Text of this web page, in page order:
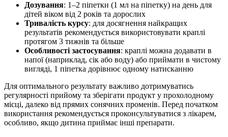
Дозування: 1–2 піпетки (1 мл на піпетку) на день для
дітей віком від 2 років та дорослих
Тривалість курсу: для досягнення найкращих
результатів рекомендується використовувати краплі
протягом 3 тижнів та більше
Особливості застосування: краплі можна додавати в
напої (наприклад, сік або воду) або приймати в чистому
вигляді, 1 піпетка дорівнює одному натисканню
Для оптимального результату важливо дотримуватись
регулярності прийому та зберігати продукт у прохолодному
місці, далеко від прямих сонячних променів. Перед початком
використання рекомендується проконсультуватися з лікарем,
особливо, якщо дитина приймає інші препарати.